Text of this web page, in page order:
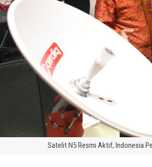
Satelit N5 Resmi Aktif, Indonesia